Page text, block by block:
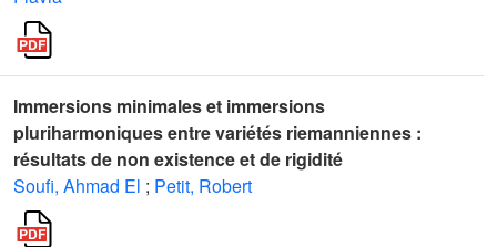
Immersions minimales et immersions
pluriharmoniques entre variétés riemanniennes :
résultats de non existence et de rigidité
Soufi, Ahmad El ; Petit, Robert